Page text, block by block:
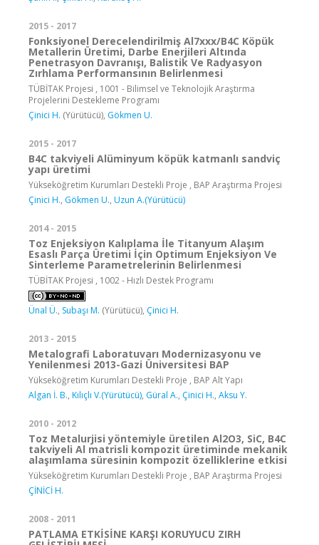
2015 - 2017
Fonksiyonel Derecelendirilmiş Al7xxx/B4C Köpük
Metallerin Üretimi, Darbe Enerjileri Altında
Penetrasyon Davranışı, Balistik Ve Radyasyon
Zırhlama Performansının Belirlenmesi
TÜBİTAK Projesi , 1001 - Bilimsel ve Teknolojik Araştırma
Projelerini Destekleme Programı
Çinici H. (Yürütücü), Gökmen U.
2015 - 2017
B4C takviyeli Alüminyum köpük katmanlı sandviç
yapı üretimi
Yükseköğretim Kurumları Destekli Proje , BAP Araştırma Projesi
Çinici H., Gökmen U., Uzun A.(Yürütücü)
2014 - 2015
Toz Enjeksiyon Kalıplama İle Titanyum Alaşım
Esaslı Parça Üretimi İçin Optimum Enjeksiyon Ve
Sinterleme Parametrelerinin Belirlenmesi
TÜBİTAK Projesi , 1002 - Hızlı Destek Programı
Ünal Ü., Subaşı M. (Yürütücü), Çinici H.
2013 - 2015
Metalografi Laboratuvarı Modernizasyonu ve
Yenilenmesi 2013-Gazi Üniversitesi BAP
Yükseköğretim Kurumları Destekli Proje , BAP Alt Yapı
Algan İ. B., Kılıçlı V.(Yürütücü), Güral A., Çinici H., Aksu Y.
2010 - 2012
Toz Metalurjisi yöntemiyle üretilen Al2O3, SiC, B4C
takviyeli Al matrisli kompozit üretiminde mekanik
alaşımlama süresinin kompozit özelliklerine etkisi
Yükseköğretim Kurumları Destekli Proje , BAP Araştırma Projesi
ÇİNİCİ H.
2008 - 2011
PATLAMA ETKİSİNE KARŞI KORUYUCU ZIRH